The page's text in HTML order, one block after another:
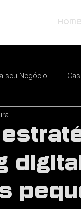
Home
seu Negócio
Negócios
Começar Sua